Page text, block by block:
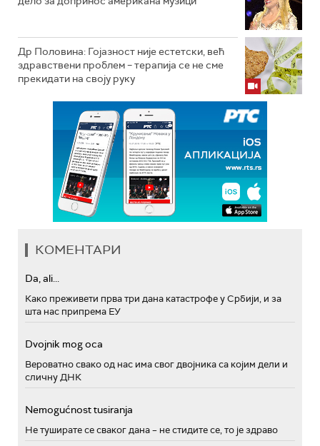
Др Половина: Гојазност није естетски, већ
здравствени проблем – терапија се не сме
прекидати на своју руку
КОМЕНТАРИ
Da, ali...
Како преживети прва три дана катастрофе у Србији, и за
шта нас припрема ЕУ
Dvojnik mog oca
Вероватно свако од нас има свог двојника са којим дели и
сличну ДНК
Nemogućnost tusiranja
Не туширате се сваког дана – не стидите се, то је здраво